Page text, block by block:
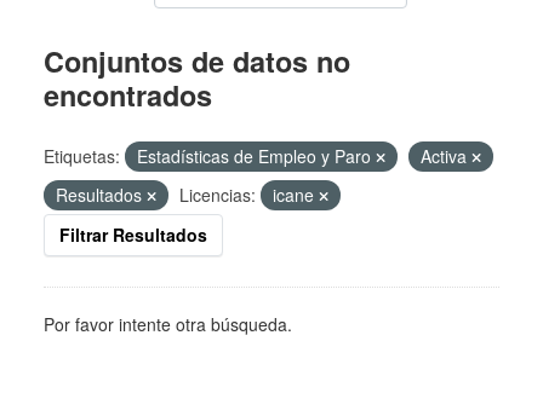
Conjuntos de datos no
encontrados
Etiquetas: Estadísticas de Empleo y Paro
Activa
Resultados
Licencias:
icane
Filtrar Resultados
Por favor intente otra búsqueda.